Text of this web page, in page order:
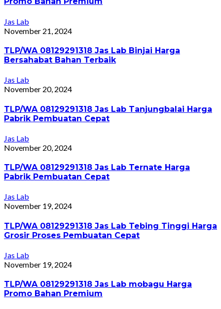
Jas Lab
November 21, 2024
TLP/WA 08129291318 Jas Lab Binjai Harga
Bersahabat Bahan Terbaik
Jas Lab
November 20, 2024
TLP/WA 08129291318 Jas Lab Tanjungbalai Harga
Pabrik Pembuatan Cepat
Jas Lab
November 20, 2024
TLP/WA 08129291318 Jas Lab Ternate Harga
Pabrik Pembuatan Cepat
Jas Lab
November 19, 2024
TLP/WA 08129291318 Jas Lab Tebing Tinggi Harga
Grosir Proses Pembuatan Cepat
Jas Lab
November 19, 2024
TLP/WA 08129291318 Jas Lab mobagu Harga
Promo Bahan Premium